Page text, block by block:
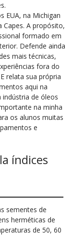
EUA, na Michigan
A propósito,
formado em
Defende ainda
mais técnicas,
fora do
relata sua própria
aqui na
de óleos
na minha
os alunos muitas
e
índices
sementes de
herméticas de
de 50, 60